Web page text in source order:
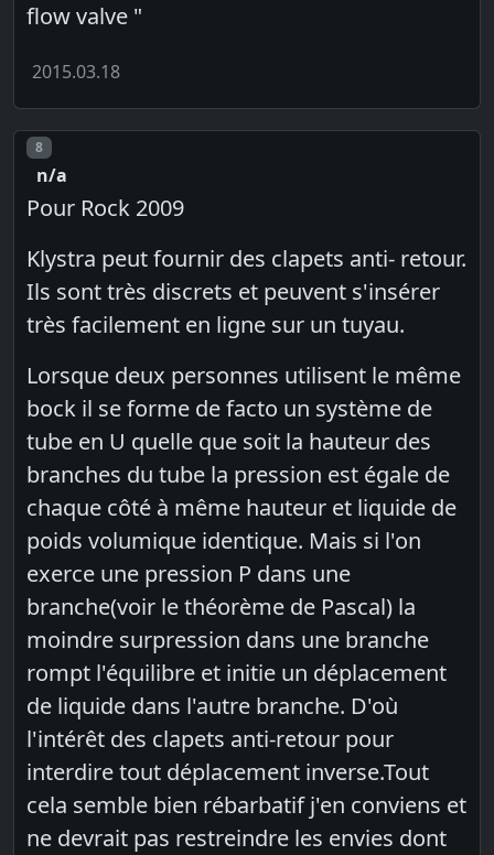
flow valve "
2015.03.18
Post number
8
n/a
Pour Rock 2009
Klystra peut fournir des clapets anti- retour.
Ils sont très discrets et peuvent s'insérer
très facilement en ligne sur un tuyau.
Lorsque deux personnes utilisent le même
bock il se forme de facto un système de
tube en U quelle que soit la hauteur des
branches du tube la pression est égale de
chaque côté à même hauteur et liquide de
poids volumique identique. Mais si l'on
exerce une pression P dans une
branche(voir le théorème de Pascal) la
moindre surpression dans une branche
rompt l'équilibre et initie un déplacement
de liquide dans l'autre branche. D'où
l'intérêt des clapets anti-retour pour
interdire tout déplacement inverse.Tout
cela semble bien rébarbatif j'en conviens et
ne devrait pas restreindre les envies dont